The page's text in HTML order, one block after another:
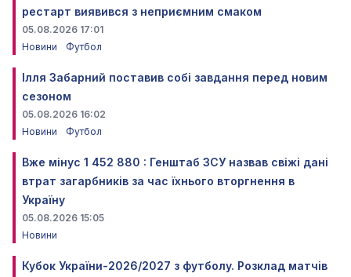
рестарт виявився з неприємним смаком
05.08.2026 17:01
Новини
Футбол
Ілля Забарний поставив собі завдання перед новим
сезоном
05.08.2026 16:02
Новини
Футбол
Вже мінус 1 452 880 : Генштаб ЗСУ назвав свіжі дані
втрат загарбників за час їхнього вторгнення в
Україну
05.08.2026 15:05
Новини
Кубок України-2026/2027 з футболу. Розклад матчів